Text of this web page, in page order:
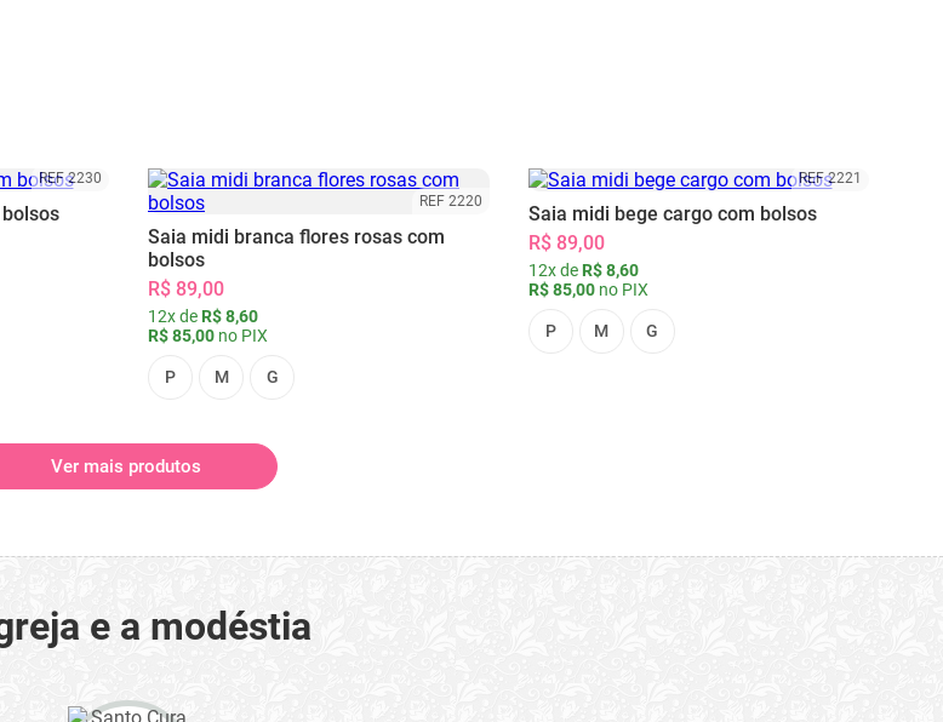
REF 2230
REF 2220
Saia midi branca flores rosas com
bolsos
R$ 89,00
12x de R$ 8,60
R$ 85,00 no PIX
P M G
REF 2221
Saia midi bege cargo com bolsos
R$ 89,00
12x de R$ 8,60
R$ 85,00no PIX
P M G
Ver mais produtos
e a modéstia